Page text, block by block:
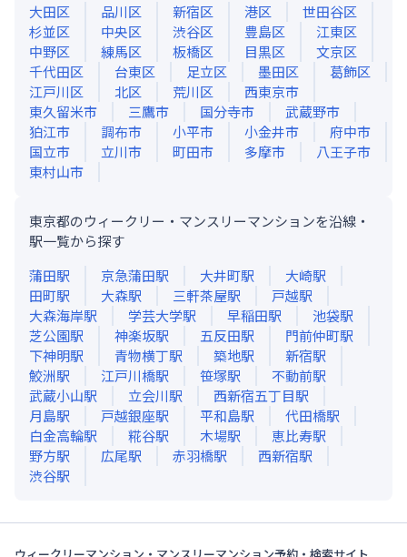
大田区
品川区 新宿区 港区
世田谷区
杉並区
中央区 渋谷区 豊島区
江東区
中野区
練馬区 板橋区 目黒区
文京区
千代田区
台東区 足立区 墨田区
葛飾区
江戸川区
北区 荒川区
西東京市
東久留米市
三鷹市 国分寺市
武蔵野市
狛江市
調布市 小平市 小金井市
府中市
国立市
立川市 町田市 多摩市
八王子市
東村山市
東京都のウィークリー・マンスリーマンションを沿線・
駅一覧から探す
蒲田駅 京急蒲田駅 大井町駅 大崎駅
田町駅 大森駅 三軒茶屋駅 戸越駅
大森海岸駅 学芸大学駅 早稲田駅 池袋駅
芝公園駅 神楽坂駅 五反田駅 門前仲町駅
下神明駅 青物横丁駅 築地駅 新宿駅
鮫洲駅 江戸川橋駅 笹塚駅 不動前駅
武蔵小山駅 立会川駅 西新宿五丁目駅
月島駅 戸越銀座駅 平和島駅 代田橋駅
白金高輪駅 糀谷駅 木場駅 恵比寿駅
野方駅 広尾駅 赤羽橋駅 西新宿駅
渋谷駅
ウィークリーマンション・マンスリーマンション予約・検索サイト